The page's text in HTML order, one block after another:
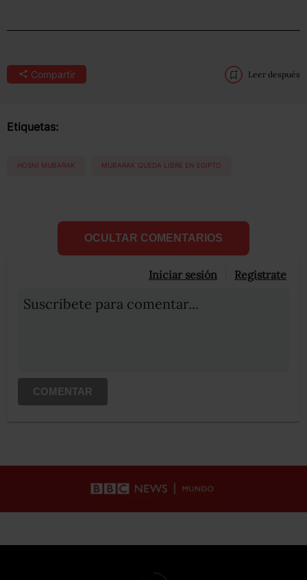
Compartir Leer después
Etiquetas:
HOSNI MUBARAK MUBARAK QUEDA LIBRE EN EGIPTO
OCULTAR COMENTARIOS
Iniciar sesión Registrate
Suscribete para comentar...
COMENTAR